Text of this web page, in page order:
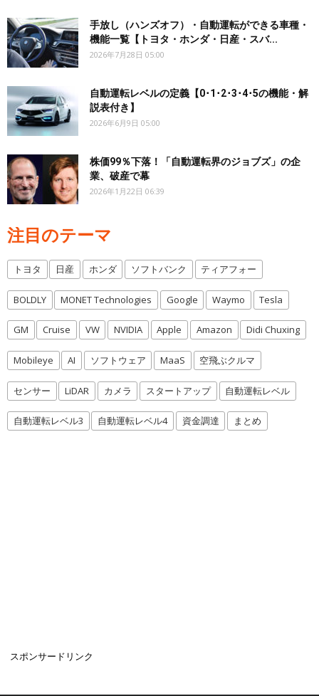
手放し（ハンズオフ）・自動運転ができる車種・
機能一覧【トヨタ・ホンダ・日産・スバ...
2026年7月28日 05:00
自動運転レベルの定義【0･1･2･3･4･5の機能・解
説表付き】
2026年6月9日 05:00
株価99％下落！「自動運転界のジョブズ」の企
業、破産で幕
2026年1月22日 06:39
注目のテーマ
トヨタ 日産 ホンダ ソフトバンク ティアフォー
BOLDLY MONET Technologies Google Waymo Tesla
GM Cruise VW NVIDIA Apple Amazon Didi Chuxing
Mobileye AI ソフトウェア MaaS 空飛ぶクルマ
センサー LiDAR カメラ スタートアップ 自動運転レベル
自動運転レベル3 自動運転レベル4 資金調達 まとめ
スポンサードリンク